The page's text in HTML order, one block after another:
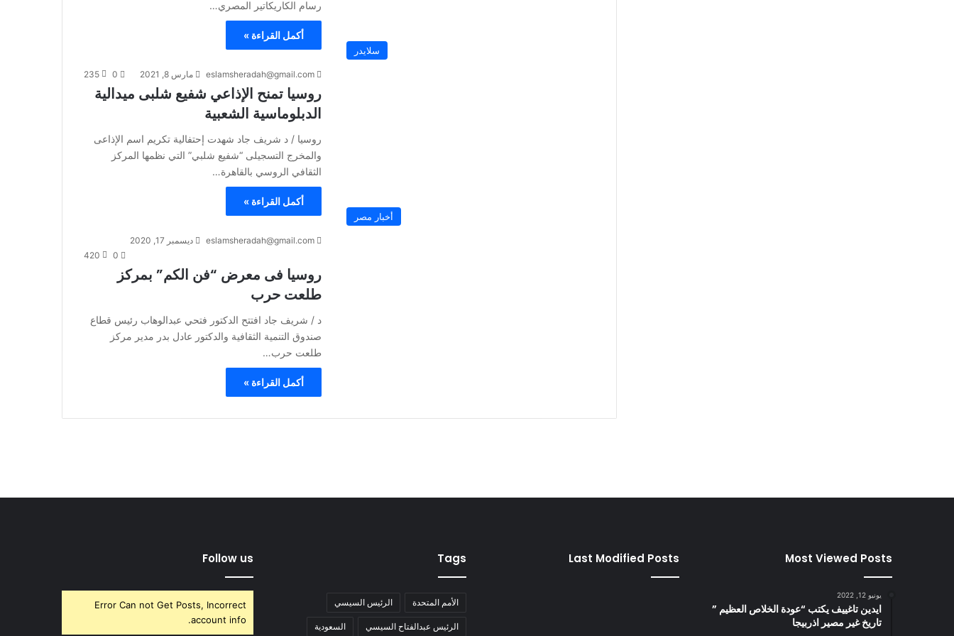
رسام الكاريكاتير المصري…
أكمل القراءة »
سلايدر
eslamsheradah@gmail.com مارس 8, 2021 0
235
روسيا تمنح الإذاعي شفيع شلبى ميدالية
الدبلوماسية الشعبية
روسيا / د شريف جاد شهدت إحتفالية تكريم اسم الإذاعى
والمخرج التسجيلى “شفيع شلبي” التي نظمها المركز
الثقافي الروسي بالقاهرة…
أكمل القراءة »
أخبار مصر
eslamsheradah@gmail.com
ديسمبر 17, 2020
0
420
روسيا فى معرض “فن الكم” بمركز
طلعت حرب
د / شريف جاد افتتح الدكتور فتحي عبدالوهاب رئيس قطاع
صندوق التنمية الثقافية والدكتور عادل بدر مدير مركز
طلعت حرب…
أكمل القراءة »
Most Viewed Posts
يونيو 12, 2022
ايدين تاغييف يكتب “عودة الخلاص العظيم ”
تاريخ غير مصير اذربيجا
Last Modified Posts
Tags
الأمم المتحدة الرئيس السيسي
الرئيس عبدالفتاح السيسي السعودية
Follow us
Error Can not Get Posts, Incorrect
account info.